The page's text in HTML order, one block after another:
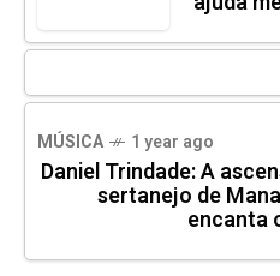
MÚSICA 1 year ago
Daniel Trindade: A
sertanejo de
encanta